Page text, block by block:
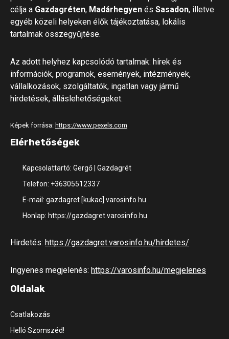
célja a Gazdagréten, Madárhegyen és Sasadon, illetve
egyéb közeli helyeken élők tájékoztatása, lokális
tartalmak összegyűjtése.
Az adott helyhez kapcsolódó tartalmak: hírek és
információk, programok, események, intézmények,
vállalkozások, szolgáltatók, ingatlan vagy jármű
hirdetések, álláslehetőségeket.
Képek forrása: https://www.pexels.com
Elérhetőségek
Kapcsolattartó: Gergő | Gazdagrét
Telefon: +36305512337
E-mail: gazdagret [kukac] varosinfo.hu
Honlap: https://gazdagret.varosinfo.hu
Hirdetés: https://gazdagret.varosinfo.hu/hirdetes/
Ingyenes megjelenés: https://varosinfo.hu/megjelenes
Oldalak
Csatlakozás
Helló Szomszéd!